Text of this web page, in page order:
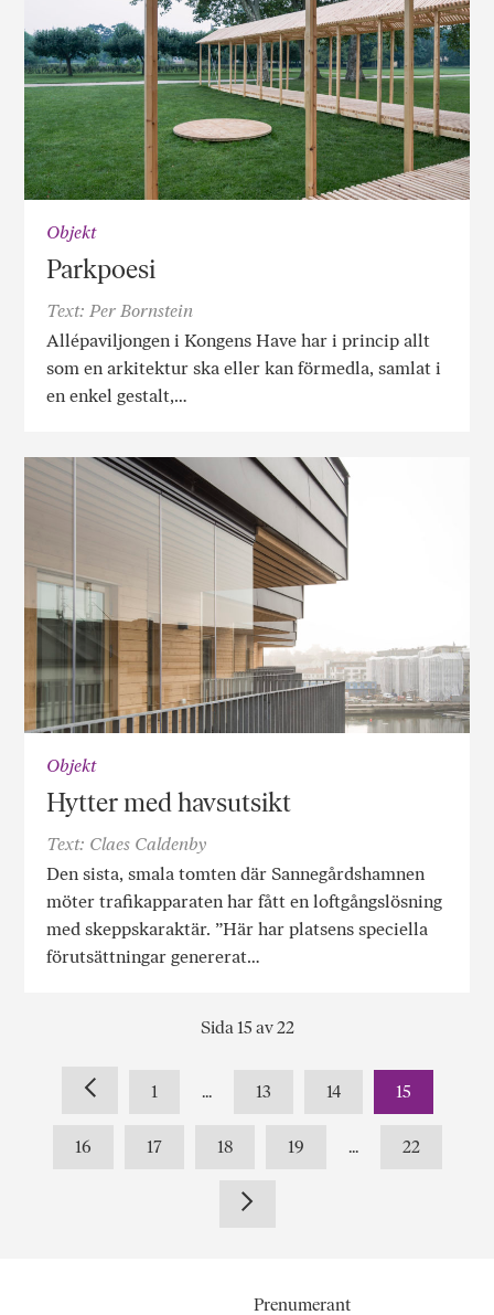
Objekt
Parkpoesi
Text: Per Bornstein
Allépaviljongen i Kongens Have har i princip allt
som en arkitektur ska eller kan förmedla, samlat i
en enkel gestalt,…
Objekt
Hytter med havsutsikt
Text: Claes Caldenby
Den sista, smala tomten där Sannegårdshamnen
möter trafikapparaten har fått en loftgångslösning
med skeppskaraktär. ”Här har platsens speciella
förutsättningar genererat…
Sida 15 av 22
1 ... 13 14 15
16 17 18 19 ... 22
Prenumerant